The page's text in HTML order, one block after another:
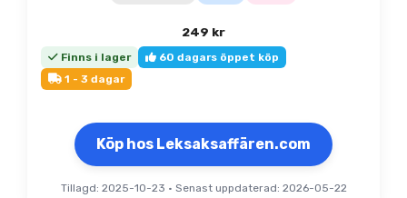
249 kr
Finns i lager
60 dagars öppet köp
1 - 3 dagar
Köp hos Leksaksaffären.com
Tillagd: 2025-10-23 • Senast uppdaterad: 2026-05-22